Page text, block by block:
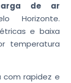
de ar
Horizonte.
e baixa
temperatura
com rapidez e